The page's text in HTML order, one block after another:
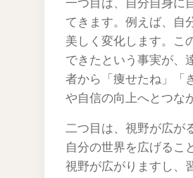
一つ目は、自分自身に
てきます。例えば、自
美しく変化します。こ
できたという事実が、
者から「痩せたね」「
や自信の向上へとつな
二つ目は、視野が広が
自分の世界を広げるこ
視野が広がりますし、